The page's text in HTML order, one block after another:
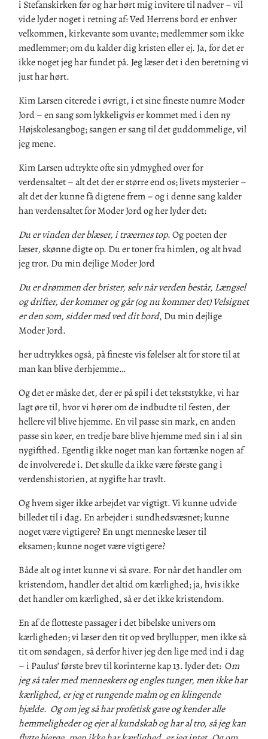
i Stefanskirkenfør og har hørtmig invitere til nadver – vil
vide lyder noget i retning af: Ved Herrens bord er enhver
velkommen, kirkevante som uvante; medlemmer som ikke
medlemmer; om du kalder dig kristen ellerej. Ja,fordet er
ikke noget jeg har fundet på. Jeg læser det i den beretning vi
just har hørt.
Kim Larsen citerede i øvrigt, iet sine fineste numre Moder
Jord – en sang som lykkeligvis er kommet med i den ny
Højskolesangbog;sangen er sang til det guddommelige,vil
jeg mene.
Kim Larsen udtrykte ofte sin ydmyghed overfor
verdensaltet – alt det der er større end os; livets mysterier –
alt det der kunne få digtene frem – og i denne sang kalder
han verdensaltet for Moder Jord og her lyder det:
Du er vinden der blæser, i træernes top.Og poeten der
læser, skønne digte op. Du er toner fra himlen, og alt hvad
jeg tror. Du min dejlige Moder Jord
Du er drømmen der brister, selv når verden består, Længsel
og drifter, der kommer og går (og nu kommer det) Velsignet
er den som, sidder med ved dit bord, Du min dejlige
Moder Jord.
her udtrykkes også,på fineste visfølelseraltfor store til at
man kan blive derhjemme…
Og det er måske det,der er på spil i det tekststykke,vi har
lagt øre til, hvor vi hører om de indbudte til festen, der
hellerevil blive hjemme. En vil passe sin mark, en anden
passe sin køer,en tredje bare blive hjemme med sin i al sin
nygifthed. Egentlig ikke noget man kan fortænke nogen af
de involverede i. Det skulle da ikke være første gang i
verdenshistorien,at nygifte hartravlt.
Og hvem siger ikke arbejdet var vigtigt. Vi kunne udvide
billedet til i dag. Enarbejderi sundhedsvæsnet; kunne
noget være vigtigere?Enungt menneske læser til
eksamen;kunne noget være vigtigere?
Både alt og intet kunne vi så svare. For når det handler om
kristendom, handler det altid om kærlighed; ja,hvis ikke
det handler om kærlighed, så er det ikke kristendom.
En af de flotteste passager i detbibelskeunivers om
kærligheden; vi læser den tit op ved bryllupper, men ikke så
tit om søndagen, så derfor hiver jeg den lige med ind i dag
– i Paulus’ første brev til korinterne kap 13. lyder det: Om
jeg så taler med menneskers og engles tunger, men ikke har
kærlighed, er jeg et rungende malm og en klingende
bjælde. Og om jeg så har profetisk gave og kender alle
hemmeligheder og ejer al kundskab og har al tro, så jeg kan